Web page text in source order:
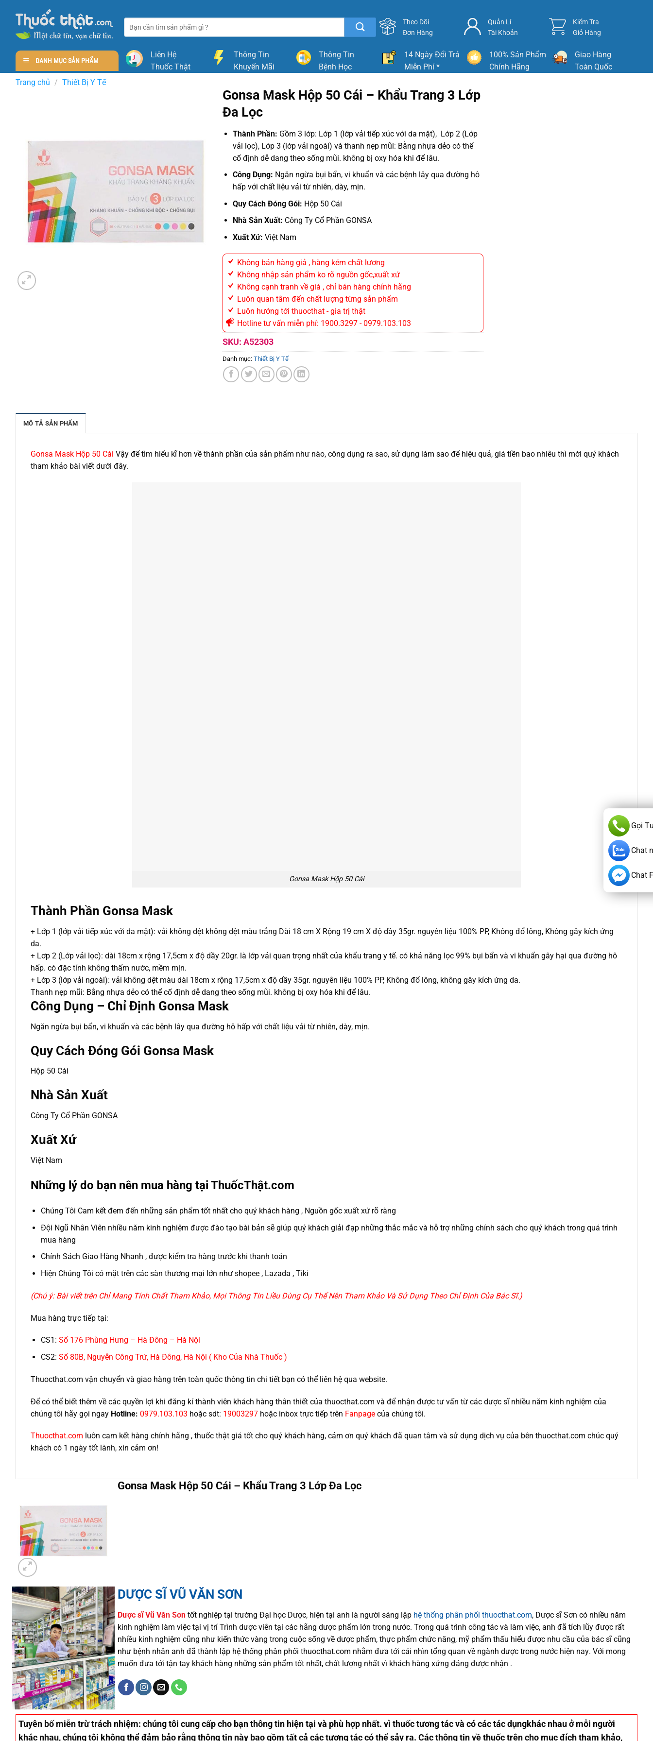
content
kiếm:
Theo Dõi
Đơn Hàng
Quản Lí
Tài Khoản
Kiểm Tra
Giỏ Hàng
DANH MỤC SẢN PHẨM
Liên Hệ
Thuốc Thật
Thông Tin
Khuyến Mãi
Thông Tin
Bệnh Học
14 Ngày Đổi Trả
Miễn Phí *
100% Sản Phẩm
Chính Hãng
Giao Hàng
Toàn Quốc
Trang chủ / Thiết Bị Y Tế
Gonsa Mask Hộp 50 Cái – Khẩu Trang 3 Lớp
Đa Lọc
Thành Phần: Gồm 3 lớp: Lớp 1 (lớp vải tiếp xúc với da mặt), Lớp 2 (Lớp
vải lọc), Lớp 3 (lớp vải ngoài) và thanh nẹp mũi: Bằng nhựa dẻo có thể
cố định dễ dang theo sống mũi. không bị oxy hóa khi để lâu.
Công Dụng: Ngăn ngừa bụi bẩn, vi khuẩn và các bệnh lây qua đường hô
hấp với chất liệu vải từ nhiên, dày, mịn.
Quy Cách Đóng Gói: Hộp 50 Cái
Nhà Sản Xuất: Công Ty Cổ Phần GONSA
Xuất Xứ: Việt Nam
Không bán hàng giả , hàng kém chất lương
Không nhập sản phẩm ko rõ nguồn gốc,xuất xứ
Không cạnh tranh về giá , chỉ bán hàng chính hãng
Luôn quan tâm đến chất lượng từng sản phẩm
Luôn hướng tới thuocthat - gia trị thật
Hotline tư vấn miễn phí: 1900.3297 - 0979.103.103
SKU: A52303
Danh mục: Thiết Bị Y Tế
MÔ TẢ SẢN PHẨM
Gonsa Mask Hộp 50 Cái Vậy để tìm hiểu kĩ hơn về thành phần của sản phẩm như nào, công dụng ra sao, sử dụng làm sao để hiệu quả, giá tiền bao nhiêu thì mời quý khách
tham khảo bài viết dưới đây.
Gonsa Mask Hộp 50 Cái
Thành Phần Gonsa Mask
+ Lớp 1 (lớp vải tiếp xúc với da mặt): vải không dệt không dệt màu trắng Dài 18 cm X Rộng 19 cm X độ dầy 35gr. nguyên liệu 100% PP, Không đổ lông, Không gây kích ứng
da.
+ Lơp 2 (Lớp vải lọc): dài 18cm x rộng 17,5cm x độ dầy 20gr. là lớp vải quan trọng nhất của khẩu trang y tế. có khả năng lọc 99% bụi bẩn và vi khuẩn gây hại qua đường hô
hấp. có đặc tính không thấm nước, mềm mịn.
+ Lớp 3 (lớp vải ngoài): vải không dệt màu dài 18cm x rộng 17,5cm x độ dầy 35gr. nguyên liệu 100% PP, Không đổ lông, không gây kích ứng da.
Thanh nẹp mũi: Bằng nhựa dẻo có thể cố định dễ dang theo sống mũi. không bị oxy hóa khi để lâu.
Công Dụng – Chỉ Định Gonsa Mask
Ngăn ngừa bụi bẩn, vi khuẩn và các bệnh lây qua đường hô hấp với chất liệu vải từ nhiên, dày, mịn.
Quy Cách Đóng Gói Gonsa Mask
Hộp 50 Cái
Nhà Sản Xuất
Công Ty Cổ Phần GONSA
Xuất Xứ
Việt Nam
Những lý do bạn nên mua hàng tại ThuốcThật.com
Chúng Tôi Cam kết đem đến những sản phẩm tốt nhất cho quý khách hàng , Nguồn gốc xuất xứ rõ ràng
Đội Ngũ Nhân Viên nhiều năm kinh nghiệm được đào tạo bài bản sẽ giúp quý khách giải đạp những thắc mắc và hỗ trợ những chính sách cho quý khách trong quá trình
mua hàng
Chính Sách Giao Hàng Nhanh , được kiểm tra hàng trước khi thanh toán
Hiện Chúng Tôi có mặt trên các sàn thương mại lớn như shopee , Lazada , Tiki
(Chú ý: Bài viết trên Chỉ Mang Tính Chất Tham Khảo, Mọi Thông Tin Liều Dùng Cụ Thể Nên Tham Khảo Và Sử Dụng Theo Chỉ Định Của Bác Sĩ.)
Mua hàng trực tiếp tại:
CS1: Số 176 Phùng Hưng – Hà Đông – Hà Nội
CS2: Số 80B, Nguyễn Công Trứ, Hà Đông, Hà Nội ( Kho Của Nhà Thuốc )
Thuocthat.com vận chuyển và giao hàng trên toàn quốc thông tin chi tiết bạn có thể liên hệ qua website.
Để có thể biết thêm về các quyền lợi khi đăng kí thành viên khách hàng thân thiết của thuocthat.com và để nhận được tư vấn từ các dược sĩ nhiều năm kinh nghiệm của
chúng tôi hãy gọi ngay Hotline: 0979.103.103 hoặc sdt: 19003297 hoặc inbox trực tiếp trên Fanpage của chúng tôi.
Thuocthat.com luôn cam kết hàng chính hãng , thuốc thật giá tốt cho quý khách hàng, cảm ơn quý khách đã quan tâm và sử dụng dịch vụ của bên thuocthat.com chúc quý
khách có 1 ngày tốt lành, xin cảm ơn!
Gonsa Mask Hộp 50 Cái – Khẩu Trang 3 Lớp Đa Lọc
DƯỢC SĨ VŨ VĂN SƠN
Dược sĩVũ Văn Sơntốt nghiệp tại trường Đại học Dược, hiện tại anh là người sáng lập hệ thống phân phối thuocthat.com, Dược sĩSơn có nhiều năm
kinh nghiệm làm việc tại vị trí Trình dược viên tại các hãng dược phẩm lớn trong nước. Trong quá trình công tác và làm việc, anh đã tích lũy được rất
nhiều kinh nghiệm cũng nhưkiến thức vàng trong cuộc sống về dược phẩm,thực phẩm chức năng, mỹ phẩm thấu hiểu đượcnhu cầu của bác sĩcũng
nhưbệnh nhân anh đã thành lập hệ thống phân phối thuocthat.com nhằm đưa tới cái nhìn tổng quan về ngành dược trong nướchiện nay. Với mong
muốn đưa tới tận tay khách hàng những sản phẩm tốt nhất, chất lượng nhất vì khách hàng xứng đáng được nhận .
Tuyên bố miễn trừ trách nhiệm: chúng tôi cung cấp cho bạn thông tin hiện tại và phù hợp nhất. vì thuốc tương tác và có các tác dụngkhác nhau ở mỗi người
khác nhau, chúng tôi không thể đảm bảo rằng thông tin này bao gồm tất cả các tương tác có thể sảy ra. Các thông tin về thuốc trên cho mục đích tham khảo,
Gọi
Chat
Chat